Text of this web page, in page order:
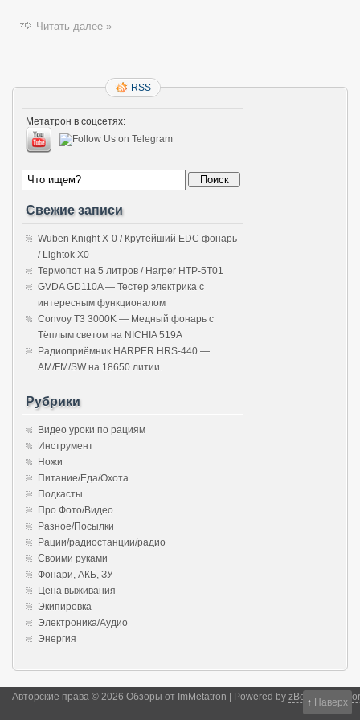
Читать далее »
RSS
Метатрон в соцсетях:
Свежие записи
Wuben Knight X-0 / Крутейший EDC фонарь
/ Lightok X0
Термопот на 5 литров / Harper HTP-5T01
GVDA GD110A — Тестер электрика с
интересным функционалом
Convoy T3 3000K — Медный фонарь с
Тёплым светом на NICHIA 519A
Радиоприёмник HARPER HRS-440 —
AM/FM/SW на 18650 литии.
Рубрики
Видео уроки по рациям
Инструмент
Ножи
Питание/Еда/Охота
Подкасты
Про Фото/Видео
Разное/Посылки
Рации/радиостанции/радио
Своими руками
Фонари, АКБ, ЗУ
Цена выживания
Экипировка
Электроника/Аудио
Энергия
Авторские права © 2026 Обзоры от ImMetatron | Powered by zBench
↑ Наверх